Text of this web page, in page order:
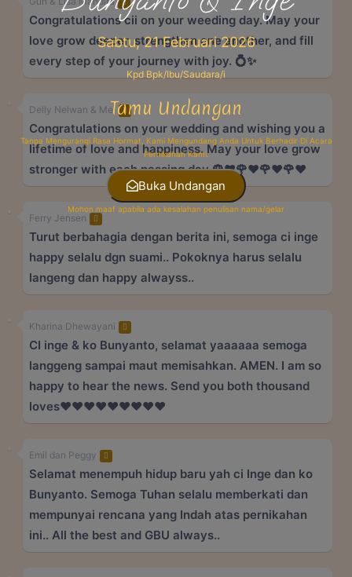
Sabtu, 21 Februari 2026
Kpd Bpk/Ibu/Saudara/i
Tamu Undangan
Tanpa Mengurangi Rasa Hormat, Kami Mengundang Anda Untuk Berhadir Di Acara
Pernikahan Kami.
Buka Undangan
Mohon maaf apabila ada kesalahan penulisan nama/gelar
Congratulations cii on your weeding day. May your
love grow deeper, strengthen one another, and fill
every step of your journey with joy. 💍✨
Delly Nelwan & Mel
Congratulations on your wedding and wishing you a
lifetime of love and happiness. May your love grow
stronger with each passing day 🌹❤️🌹❤️🌹❤️🌹❤️
Ferry Jensen
Turut berbahagia dengan berita ini, semoga ci inge
happy selalu dgn suami.. Pokoknya harus selalu
langeng dan happy alwayss..
Kharina Dhewayani
CI inge & ko Bunyanto, selamat yaaaaaa semoga
langgeng sampai maut memisahkan. AMEN. I am so
happy to hear the news. Send you both thousand
loves❤️❤️❤️❤️❤️❤️❤️❤️❤️
Emil dan Peggy
Selamat menempuh hidup baru yah ci Inge dan ko
Bunyanto. Semoga Tuhan selalu memberkati dan
mempunyai rencana yang Indah atas pernikahan
ini.. All the best and GBU always..